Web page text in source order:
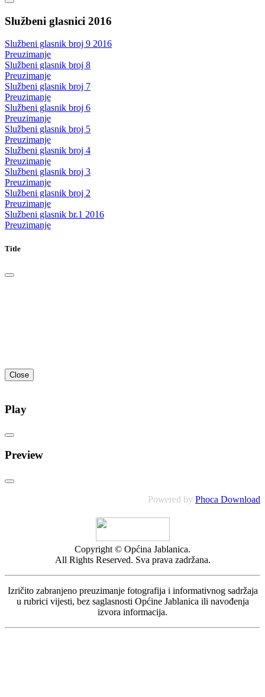
Službeni glasnici 2016
Službeni glasnik broj 9 2016
Preuzimanje
Službeni glasnik broj 8
Preuzimanje
Službeni glasnik broj 7
Preuzimanje
Službeni glasnik broj 6
Preuzimanje
Službeni glasnik broj 5
Preuzimanje
Službeni glasnik broj 4
Preuzimanje
Službeni glasnik broj 3
Preuzimanje
Službeni glasnik broj 2
Preuzimanje
Službeni glasnik br.1 2016
Preuzimanje
Title
Close
Play
Preview
Powered by Phoca Download
Copyright © Općina Jablanica.
All Rights Reserved. Sva prava zadržana.
Izričito zabranjeno preuzimanje fotografija i informativnog sadržaja
u rubrici vijesti, bez saglasnosti Općine Jablanica ili navođenja
izvora informacija.